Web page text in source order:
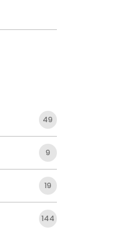
49
9
19
144